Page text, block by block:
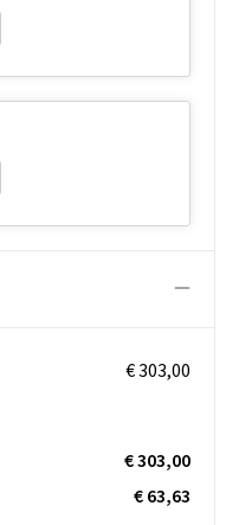
€ 303,00
€ 303,00
€ 63,63